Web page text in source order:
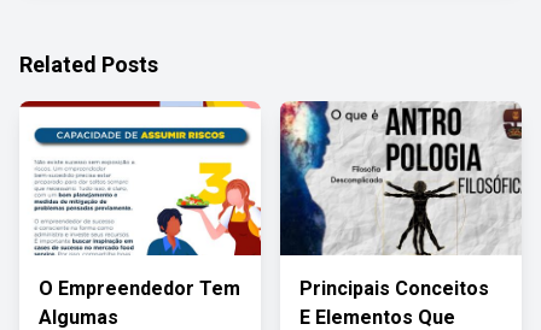
Related Posts
O Empreendedor Tem
Algumas
Principais Conceitos
E Elementos Que